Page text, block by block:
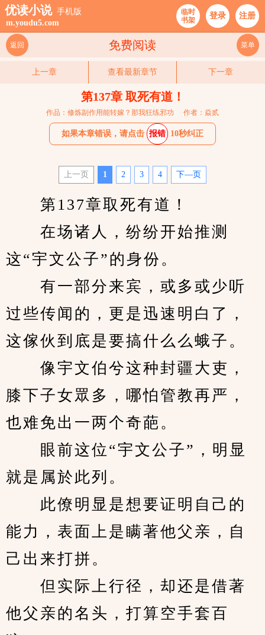
优读小说 手机版
m.youdu5.com
临时
书架
登录 注册
免费阅读
返回 菜单
上一章 查看最新章节 下一章
第137章 取死有道！
作品：修炼副作用能转嫁？那我狂练邪功 作者：焱贰
如果本章错误，请点击 报错 10秒纠正
上一页 1 2 3 4 下—页
第137章取死有道！
在场诸人，纷纷开始推测
这“宇文公子”的身份。
有一部分来宾，或多或少听
过些传闻的，更是迅速明白了，
这傢伙到底是要搞什么么蛾子。
像宇文伯兮这种封疆大吏，
膝下子女眾多，哪怕管教再严，
也难免出一两个奇葩。
眼前这位“宇文公子”，明显
就是属於此列。
此僚明显是想要证明自己的
能力，表面上是瞒著他父亲，自
己出来打拼。
但实际上行径，却还是借著
他父亲的名头，打算空手套百